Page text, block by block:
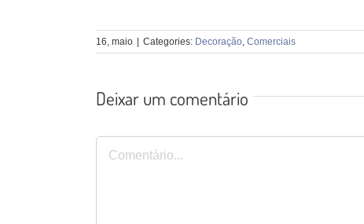
16, maio Categories: Decoração, Comerciais
Deixar um comentário
Comentário